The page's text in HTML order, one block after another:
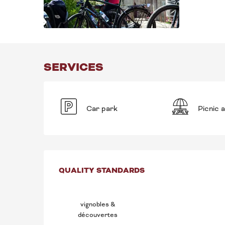
SERVICES
Car park Picnic
SERVICES
QUALITY STANDARDS
QUALITY STANDARDS
vignobles &
découvertes